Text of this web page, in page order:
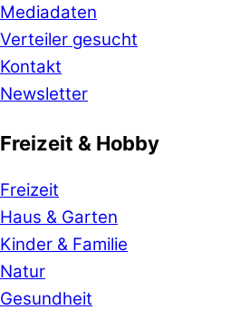
Mediadaten
Verteiler gesucht
Kontakt
Newsletter
Freizeit & Hobby
Freizeit
Haus & Garten
Kinder & Familie
Natur
Gesundheit